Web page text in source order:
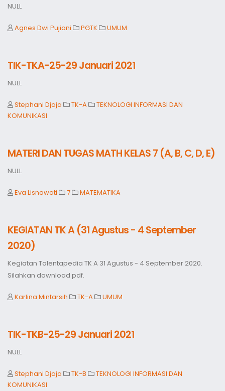
NULL
Agnes Dwi Pujiani PGTK UMUM
TIK-TKA-25-29 Januari 2021
NULL
Stephani Djaja TK-A
TEKNOLOGI INFORMASI DAN
KOMUNIKASI
MATERI DAN TUGAS MATH KELAS 7 (A, B, C, D, E)
NULL
Eva Lisnawati 7 MATEMATIKA
KEGIATAN TK A (31 Agustus - 4 September
2020)
Kegiatan Talentapedia TK A 31 Agustus - 4 September 2020.
Silahkan download pdf.
Karlina Mintarsih TK-A UMUM
TIK-TKB-25-29 Januari 2021
NULL
Stephani Djaja TK-B
TEKNOLOGI INFORMASI DAN
KOMUNIKASI